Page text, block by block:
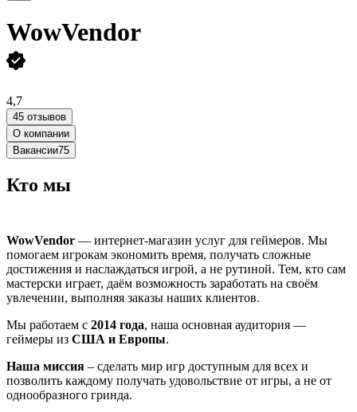
WowVendor
4,7
45 отзывов
О компании
Вакансии75
Кто мы
WowVendor — интернет-магазин услуг для геймеров. Мы
помогаем игрокам экономить время, получать сложные
достижения и наслаждаться игрой, а не рутиной. Тем, кто сам
мастерски играет, даём возможность заработать на своём
увлечении, выполняя заказы наших клиентов.
Мы работаем с 2014 года, наша основная аудитория —
геймеры из США и Европы.
Наша миссия – сделать мир игр доступным для всех и
позволить каждому получать удовольствие от игры, а не от
однообразного гринда.